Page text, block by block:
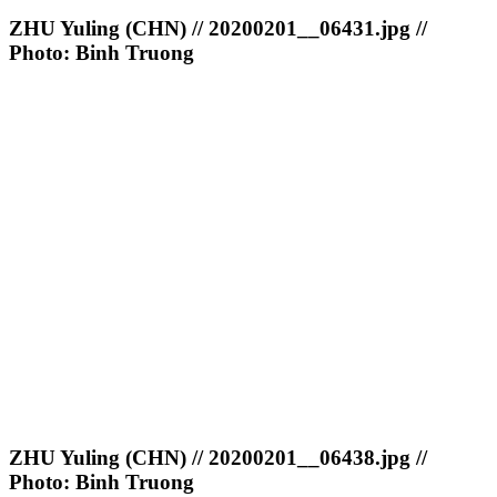
ZHU Yuling (CHN) // 20200201__06431.jpg //
Photo: Binh Truong
ZHU Yuling (CHN) // 20200201__06438.jpg //
Photo: Binh Truong